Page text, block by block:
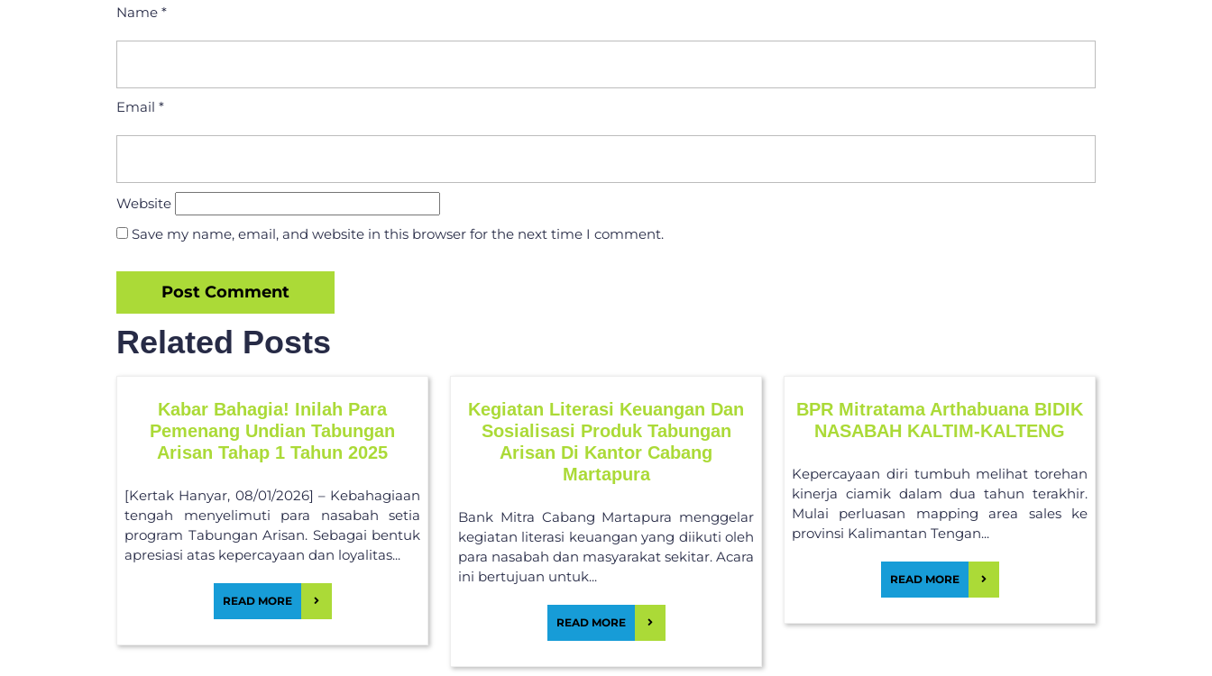
Name *
Email *
Website
Save my name, email, and website in this browser for the next time I comment.
Related Posts
Kabar Bahagia! Inilah Para
Pemenang Undian Tabungan
Arisan Tahap 1 Tahun 2025
[Kertak Hanyar, 08/01/2026] – Kebahagiaan
tengah menyelimuti para nasabah setia
program Tabungan Arisan. Sebagai bentuk
apresiasi atas kepercayaan dan loyalitas...
READ MORE
Kegiatan Literasi Keuangan Dan
Sosialisasi Produk Tabungan
Arisan Di Kantor Cabang
Martapura
Bank Mitra Cabang Martapura menggelar
kegiatan literasi keuangan yang diikuti oleh
para nasabah dan masyarakat sekitar. Acara
ini bertujuan untuk...
READ MORE
BPR Mitratama Arthabuana BIDIK
NASABAH KALTIM-KALTENG
Kepercayaan diri tumbuh melihat torehan
kinerja ciamik dalam dua tahun terakhir.
Mulai perluasan mapping area sales ke
provinsi Kalimantan Tengan...
READ MORE